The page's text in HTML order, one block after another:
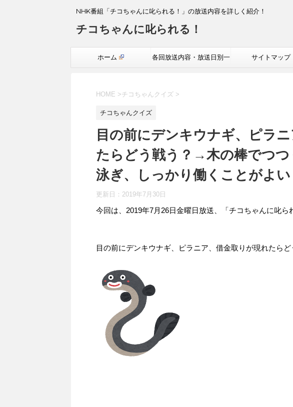
NHK番組「チコちゃんに叱られる！」の放送内容を詳しく紹介！
チコちゃんに叱られる！
ホーム 各回放送内容・放送日別一 サイトマップ
HOME >チコちゃんクイズ >
チコちゃんクイズ
目の前にデンキウナギ、ピラ
たらどう戦う？→木の棒でつつ
泳ぎ、しっかり働くことがよい
更新日： 2019年7月30日
今回は、2019年7月26日金曜日放送、「チコちゃんに叱ら
目の前にデンキウナギ、ピラニア、借金取りが現れたらど